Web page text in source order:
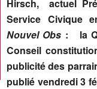
Hirsch, actuel
Service Civique
Nouvel Obs : la
Conseil
publicité des
publié vendredi 3